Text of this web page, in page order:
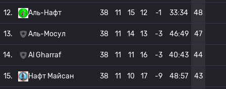
12. Аль-Нафт 38 11 15 12 -1 33:34 48
13. Аль-Мосул 38 11 14 13 -3 46:49 47
14. Al Gharraf 38 11 11 16 -3 40:43 44
15. Нафт Майсан 38 11 10 17 -9 48:57 43